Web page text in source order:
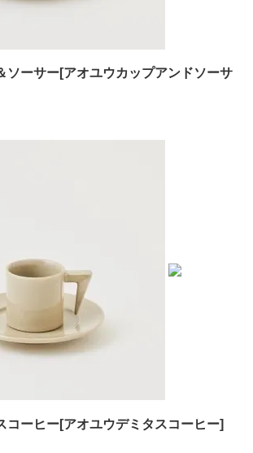
ソーサー[アオユウカップアンドソーサ
コーヒー[アオユウデミタスコーヒー]